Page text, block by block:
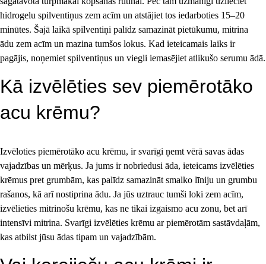
hidrogelu spilventiņus zem acīm un atstājiet tos iedarboties 15–20
minūtes. Šajā laikā spilventiņi palīdz samazināt pietūkumu, mitrina
ādu zem acīm un mazina tumšos lokus. Kad ieteicamais laiks ir
pagājis, noņemiet spilventiņus un viegli iemasējiet atlikušo serumu ādā.
Kā izvēlēties sev piemērotāko
acu krēmu?
Izvēloties piemērotāko acu krēmu, ir svarīgi ņemt vērā savas ādas
vajadzības un mērķus. Ja jums ir nobriedusi āda, ieteicams izvēlēties
krēmus pret grumbām, kas palīdz samazināt smalko līniju un grumbu
rašanos, kā arī nostiprina ādu. Ja jūs uztrauc tumši loki zem acīm,
izvēlieties mitrinošu krēmu, kas ne tikai izgaismo acu zonu, bet arī
intensīvi mitrina. Svarīgi izvēlēties krēmu ar piemērotām sastāvdaļām,
kas atbilst jūsu ādas tipam un vajadzībām.